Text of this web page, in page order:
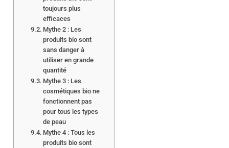
toujours plus
efficaces
Mythe 2 : Les
produits bio sont
sans danger à
utiliser en grande
quantité
Mythe 3 : Les
cosmétiques bio ne
fonctionnent pas
pour tous les types
de peau
Mythe 4 : Tous les
produits bio sont